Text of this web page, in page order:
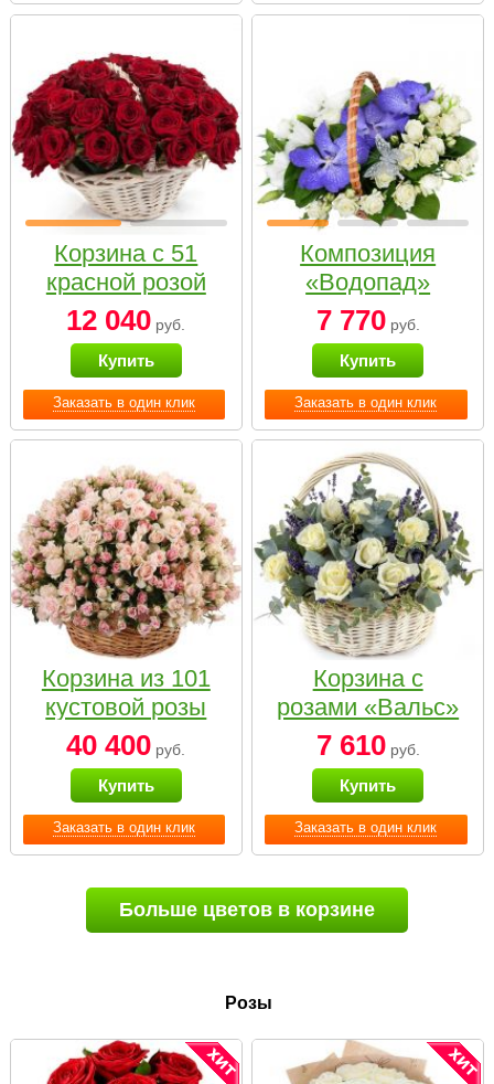
Заказать в один клик
Корзина с 51
красной розой
12 040 руб.
Купить
Заказать в один клик
Композиция
«Водопад»
7 770руб.
Купить
Заказать в один клик
Корзина из 101
кустовой розы
нежных тонов
40 400 руб.
Купить
Заказать в один клик
Корзина с
розами «Вальс»
7 610руб.
Купить
Больше цветов в корзине
Розы